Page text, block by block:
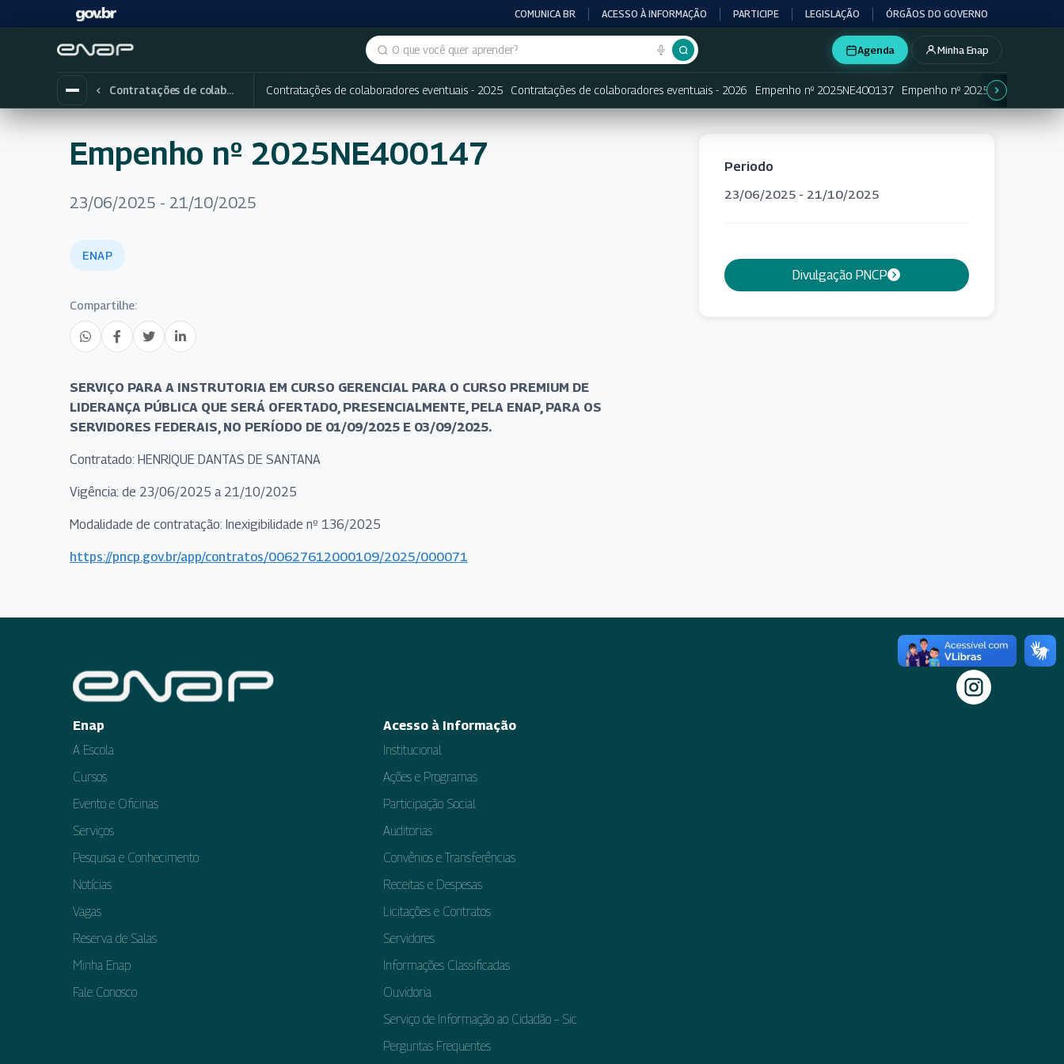
COMUNICA BR ACESSO À INFORMAÇÃO PARTICIPE LEGISLAÇÃO ÓRGÃOS DO GOVERNO
Buscar no portal
Agenda Minha Enap
Contratações de colaboradores eventuais Contratações de colaboradores eventuais - 2025 Contratações de colaboradores eventuais - 2026 Empenho nº 2025NE400137 Empenho nº 2025NE400138
Empenho nº 2025NE400147
23/06/2025 - 21/10/2025
ENAP
Compartilhe:
SERVIÇO PARA A INSTRUTORIA EM CURSO GERENCIAL PARA O CURSO PREMIUM DE
LIDERANÇA PÚBLICA QUE SERÁ OFERTADO, PRESENCIALMENTE, PELA ENAP, PARA OS
SERVIDORES FEDERAIS, NO PERÍODO DE 01/09/2025 E 03/09/2025.
Contratado: HENRIQUE DANTAS DE SANTANA
Vigência: de 23/06/2025 a 21/10/2025
Modalidade de contratação: Inexigibilidade nº 136/2025
https://pncp.gov.br/app/contratos/00627612000109/2025/000071
Periodo
23/06/2025 - 21/10/2025
Divulgação PNCP
Enap
A Escola
Cursos
Evento e Oficinas
Serviços
Pesquisa e Conhecimento
Notícias
Vagas
Reserva de Salas
Minha Enap
Fale Conosco
Acesso à Informação
Institucional
Ações e Programas
Participação Social
Auditorias
Convênios e Transferências
Receitas e Despesas
Licitações e Contratos
Servidores
Informações Classificadas
Ouvidoria
Serviço de Informação ao Cidadão – Sic
Perguntas Frequentes